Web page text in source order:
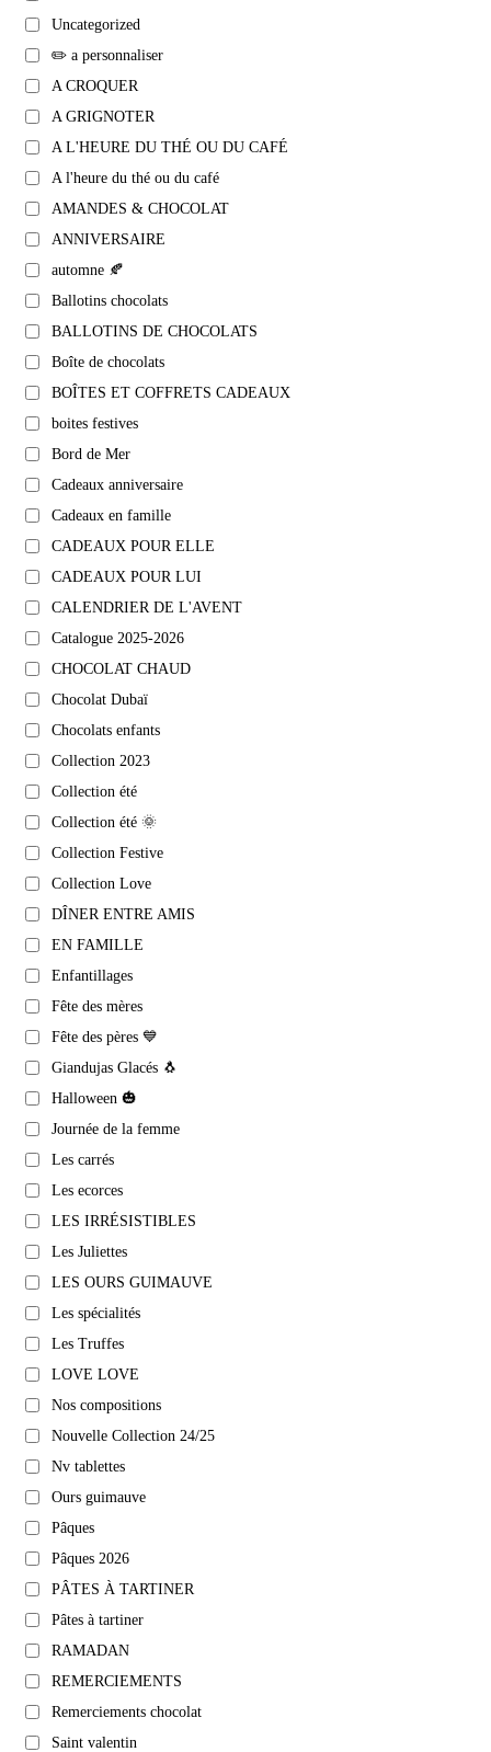
Uncategorized
✏️ a personnaliser
A CROQUER
A GRIGNOTER
A L'HEURE DU THÉ OU DU CAFÉ
A l'heure du thé ou du café
AMANDES & CHOCOLAT
ANNIVERSAIRE
automne 🍂
Ballotins chocolats
BALLOTINS DE CHOCOLATS
Boîte de chocolats
BOÎTES ET COFFRETS CADEAUX
boites festives
Bord de Mer
Cadeaux anniversaire
Cadeaux en famille
CADEAUX POUR ELLE
CADEAUX POUR LUI
CALENDRIER DE L'AVENT
Catalogue 2025-2026
CHOCOLAT CHAUD
Chocolat Dubaï
Chocolats enfants
Collection 2023
Collection été
Collection été 🌞
Collection Festive
Collection Love
DÎNER ENTRE AMIS
EN FAMILLE
Enfantillages
Fête des mères
Fête des pères 💙
Giandujas Glacés 🐧
Halloween 🎃
Journée de la femme
Les carrés
Les ecorces
LES IRRÉSISTIBLES
Les Juliettes
LES OURS GUIMAUVE
Les spécialités
Les Truffes
LOVE LOVE
Nos compositions
Nouvelle Collection 24/25
Nv tablettes
Ours guimauve
Pâques
Pâques 2026
PÂTES À TARTINER
Pâtes à tartiner
RAMADAN
REMERCIEMENTS
Remerciements chocolat
Saint valentin